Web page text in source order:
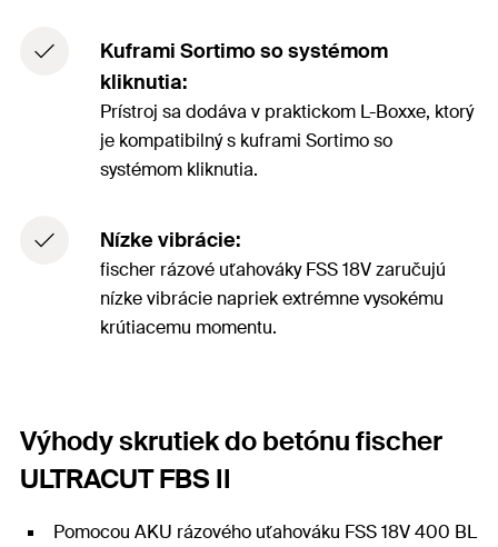
Kuframi Sortimo so systémom
kliknutia:
Prístroj sa dodáva v praktickom L-Boxxe, ktorý
je kompatibilný s kuframi Sortimo so
systémom kliknutia.
Nízke vibrácie:
fischer rázové uťahováky FSS 18V zaručujú
nízke vibrácie napriek extrémne vysokému
krútiacemu momentu.
Výhody skrutiek do betónu fischer
ULTRACUT FBS II
Pomocou AKU rázového uťahováku FSS 18V 400 BL